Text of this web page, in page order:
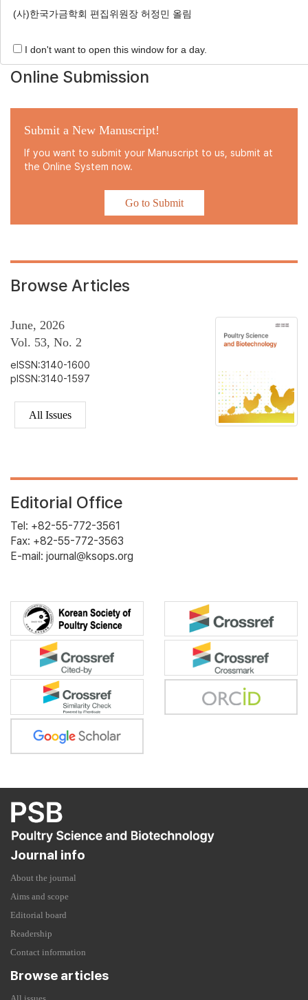
Online Submission
Submit a New Manuscript!
If you want to submit your Manuscript to us, submit at
the Online System now.
Go to Submit
Browse Articles
June, 2026
Vol. 53, No. 2
eISSN:3140-1600
pISSN:3140-1597
All Issues
Editorial Office
Tel: +82-55-772-3561
Fax: +82-55-772-3563
E-mail: journal@ksops.org
Journal info
About the journal
Aims and scope
Editorial board
Readership
Contact information
Browse articles
(사)한국가금학회 편집위원장 허정민 올림
I don't want to open this window for a day.